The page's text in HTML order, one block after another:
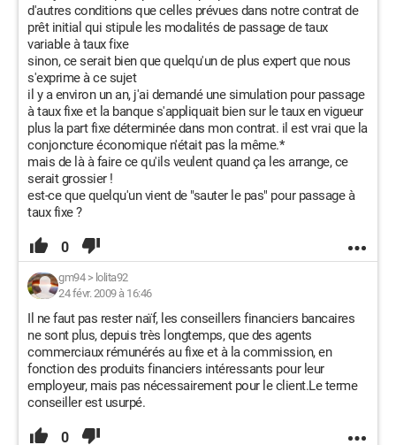
d'autres conditions que celles prévues dans notre contrat de
prêt initial qui stipule les modalités de passage de taux
variable à taux fixe
sinon, ce serait bien que quelqu'un de plus expert que nous
s'exprime à ce sujet
il y a environ un an, j'ai demandé une simulation pour passage
à taux fixe et la banque s'appliquait bien sur le taux en vigueur
plus la part fixe déterminée dans mon contrat. il est vrai que la
conjoncture économique n'était pas la même.*
mais de là à faire ce qu'ils veulent quand ça les arrange, ce
serait grossier !
est-ce que quelqu'un vient de "sauter le pas" pour passage à
taux fixe ?
0
gm94> lolita92
24 févr. 2009 à 16:46
Il ne faut pas rester naïf, les conseillers financiers bancaires
ne sont plus, depuis très longtemps, que des agents
commerciaux rémunérés au fixe et à la commission, en
fonction des produits financiers intéressants pour leur
employeur, mais pas nécessairement pour le client.Le terme
conseiller est usurpé.
0